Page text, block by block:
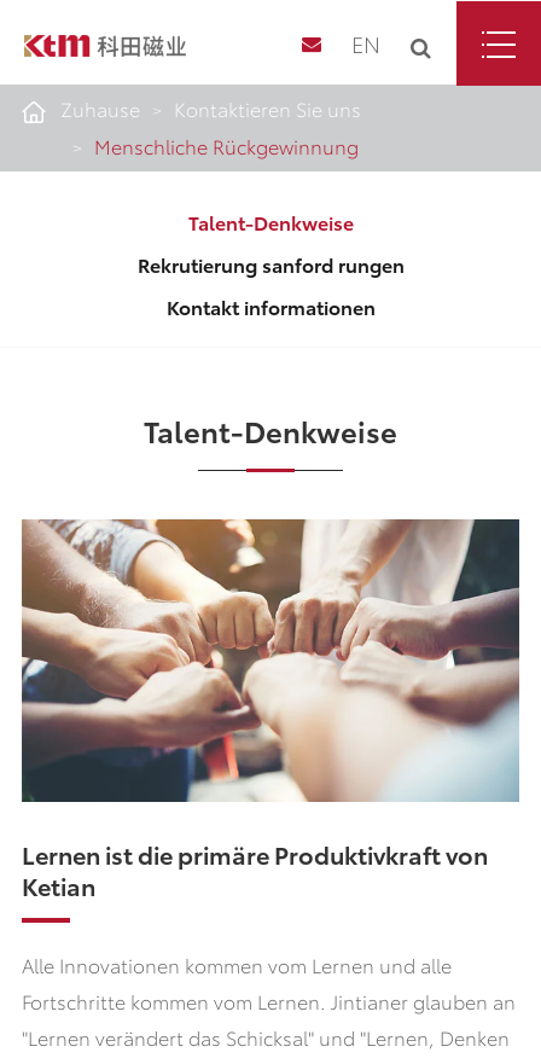
EN
Zuhause
Kontaktieren Sie uns
Menschliche Rückgewinnung
Talent-Denkweise
Rekrutierung sanford rungen
Kontakt informationen
Talent-Denkweise
Lernen ist die primäre Produktivkraft von
Ketian
Alle Innovationen kommen vom Lernen und alle
Fortschritte kommen vom Lernen. Jintianer glauben an
"Lernen verändert das Schicksal" und "Lernen, Denken